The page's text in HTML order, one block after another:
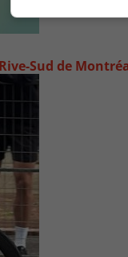
Sud de